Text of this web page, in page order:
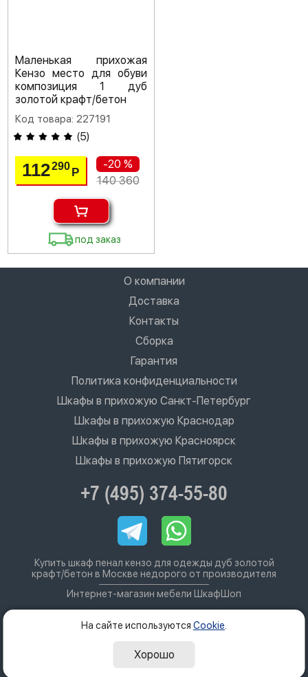
Маленькая прихожая
Кензо место для обуви
композиция 1 дуб
золотой крафт/бетон
Код товара: 227191
(5)
112290Р
-20 %
140 360
под заказ
О компании
Доставка
Контакты
Сборка
Гарантия
Политика конфиденциальности
Шкафы в прихожую Санкт-Петербург
Шкафы в прихожую Краснодар
Шкафы в прихожую Красноярск
Шкафы в прихожую Пятигорск
+7 (495) 374-55-80
Купить шкаф пенал кензо для одежды дуб золотой
крафт/бетон в Москве недорого от производителя
Интернет-магазин мебели ШкафШоп
На сайте используются Cookie
Хорошо